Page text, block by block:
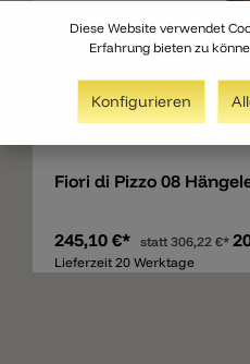
Merken
Fiori di Pizzo 08
245,10 €* statt306,22 €*
Lieferzeit 20 Werktage
Diese Website verwendet
Erfahrung bieten zu
Konfigurieren